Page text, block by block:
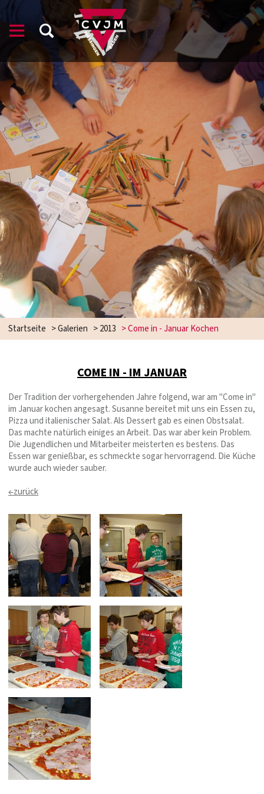
Startseite >Galerien >2013 >Come in - Januar Kochen
COME IN - IM JANUAR
Der Tradition der vorhergehenden Jahre folgend, war am "Come in"
im Januar kochen angesagt. Susanne bereitet mit uns ein Essen zu,
Pizza und italienischer Salat. Als Dessert gab es einen Obstsalat.
Das machte natürlich einiges an Arbeit. Das war aber kein Problem.
Die Jugendlichen und Mitarbeiter meisterten es bestens. Das
Essen war genießbar, es schmeckte sogar hervorragend. Die Küche
wurde auch wieder sauber.
←zurück